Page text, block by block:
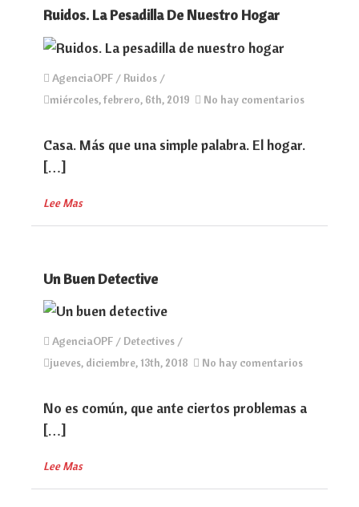
Ruidos. La Pesadilla De Nuestro Hogar
AgenciaOPF / Ruidos/
miércoles, febrero, 6th, 2019
No hay comentarios
Casa. Más que una simple palabra. El hogar.
[…]
Lee Mas
Un Buen Detective
AgenciaOPF / Detectives/
jueves, diciembre, 13th, 2018
No hay comentarios
No es común, que ante ciertos problemas a
[…]
Lee Mas